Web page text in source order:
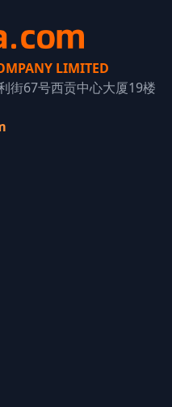
LIMITED
街67号西贡中心大厦19楼